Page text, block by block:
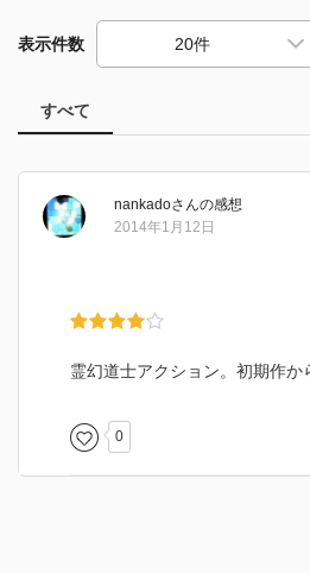
表示件数
すべて
nankadoさんの感想
2014年1月12日
霊幻道士アクション。初期作か
0